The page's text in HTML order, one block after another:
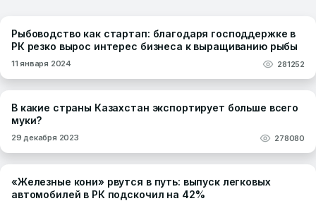
Рыбоводство как стартап: благодаря господдержке в
РК резко вырос интерес бизнеса к выращиванию рыбы
11 января 2024 281252
В какие страны Казахстан экспортирует больше всего
муки?
29 декабря 2023 278080
«Железные кони» рвутся в путь: выпуск легковых
автомобилей в РК подскочил на 42%